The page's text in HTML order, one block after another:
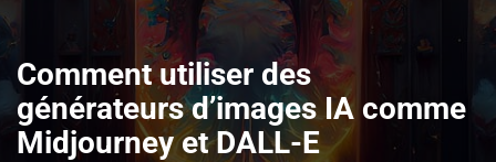
Comment utiliser des
générateurs d’images IA comme
Midjourney et DALL-E